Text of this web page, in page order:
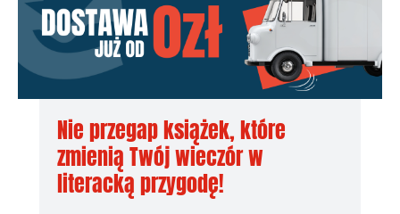
Nie przegap książek, które
zmienią Twój wieczór w
literacką przygodę!